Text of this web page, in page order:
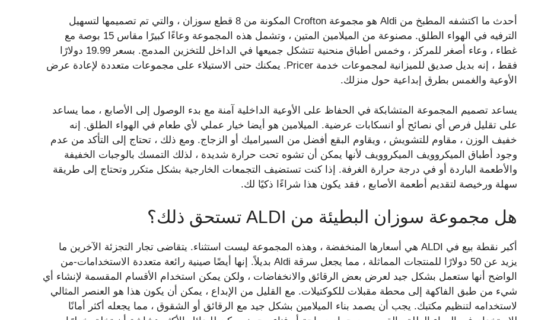
أحدث ما اكتشفه المطبخ من Aldi هو مجموعة Crofton المكونة من 8 قطع سوزان ، والتي تم تصميمها لتسهيل
الترفيه في الهواء الطلق. مصنوعة من الميلامين المتين ، وتشمل هذه المجموعة وعاءًا كبيرًا مقاس 15 بوصة مع
غطاء ، وعاء أصغر للمركز ، وخمس أطباق منحنية تتشكل جميعها في الداخل للتخزين المدمج. بسعر 19.99 دولارًا
فقط ، إنه بديل صديق للميزانية لمجموعات خدمة Pricer. يمكنك حتى الاستيلاء على مجموعات متعددة لإعادة عرض
الأوعية والغمس بطرق إبداعية حول منزلك.
يساعد تصميم المجموعة المتشابكة في الحفاظ على الأوعية الداخلية آمنة مع بدء الوصول إلى الأصابع ، مما يساعد
على تقليل فرص أي نصائح أو انسكابات عرضية. الميلامين هو أيضا خيار عملي لأي طعام في الهواء الطلق. إنه
خفيف الوزن ، مقاوم للتشويش ، ويقاوم البقع أفضل من السيراميك أو الزجاج. ومع ذلك ، تحتاج إلى التأكد من عدم
وجود أطباق الميكروويف الميكروويف لأنها يمكن أن تشوه تحت حرارة شديدة ، لذلك التمسك بالوجبات الخفيفة
والأطعمة الباردة أو في درجة حرارة الغرفة. إذا كنت تستضيف التجمعات الخارجية بشكل متكرر وتحتاج إلى طريقة
سهلة ورخيصة لتقديم أطعمة الأصابع ، فقد يكون هذا شراءًا ذكيًا لك.
هل مجموعة سوزان البطيئة من ALDI تستحق ذلك؟
أكبر نقطة بيع في ALDI هي أسعارها المنخفضة ، وهذه المجموعة ليست استثناء. يتقاضى تجار التجزئة الآخرين ما
يزيد عن 50 دولارًا للمنتجات المماثلة ، مما يجعل سرقة Aldi بديلاً. إنها أيضًا صينية رائعة متعددة الاستخدامات-من
الواضح أنها ستعمل بشكل جيد لعرض بعض الرقائق والانخفاضات ، ولكن يمكن استخدام الأقسام المقسمة لإنشاء أي
شيء من طبق الفاكهة إلى محطة مقبلات للكوكتيلات. مع القليل من الإبداع ، يمكن أن يكون هذا هو العنصر المثالي
لاستخدامه لتنظيم مكتبك. يجب أن يصمد بناء الميلامين بشكل جيد مع الرقائق أو الشقوق ، مما يجعله أكثر أمانًا